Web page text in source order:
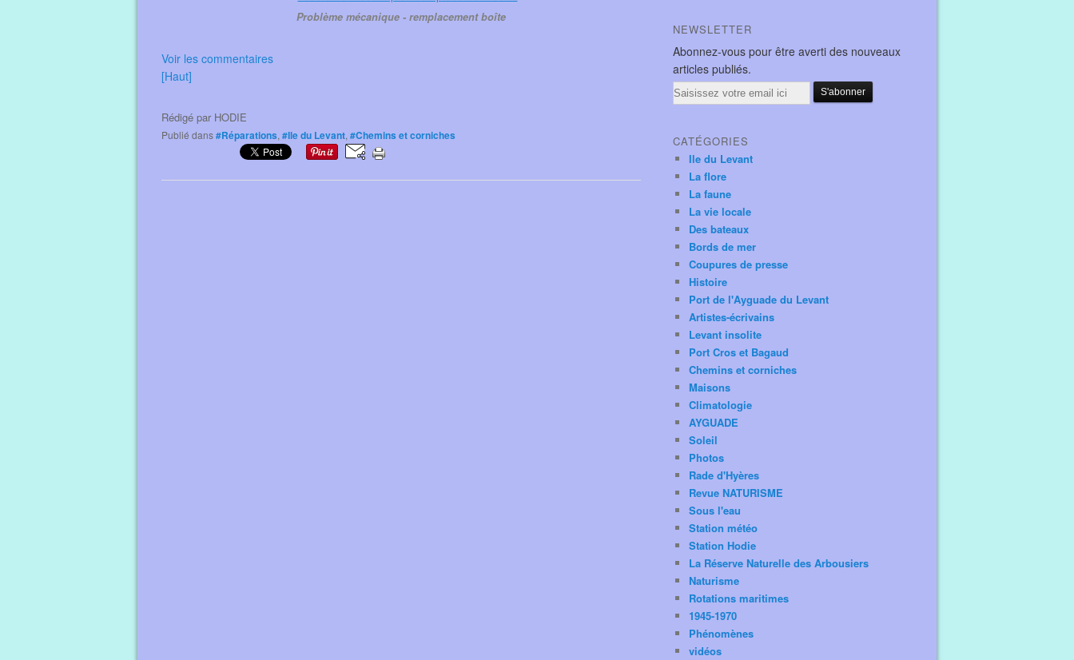
Problème mécanique - remplacement boîte
Voir les commentaires
[Haut]
Rédigé par HODIE
Publié dans#Réparations, #Ile du Levant, #Chemins et corniches
NEWSLETTER
Abonnez-vous pour être averti des nouveaux
articles publiés.
Email
CATÉGORIES
Ile du Levant
La flore
La faune
La vie locale
Des bateaux
Bords de mer
Coupures de presse
Histoire
Port de l'Ayguade du Levant
Artistes-écrivains
Levant insolite
Port Cros et Bagaud
Chemins et corniches
Maisons
Climatologie
AYGUADE
Soleil
Photos
Rade d'Hyères
Revue NATURISME
Sous l'eau
Station météo
Station Hodie
La Réserve Naturelle des Arbousiers
Naturisme
Rotations maritimes
1945-1970
Phénomènes
vidéos